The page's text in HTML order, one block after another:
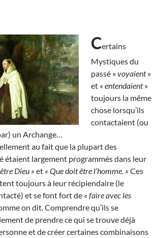
Certains
Mystiques du
passé « voyaient»
et « entendaient»
toujours la même
chose lorsqu’ils
contactaient (ou
un Archange…
au fait que la plupart des
étaient largement programmés dans leur
Dieu » et « Que doit être l’homme. » Ces
toujours à leur récipiendaire (le
et se font fort de « faire avec les
on dit. Comprendre qu’ils se
de prendre ce qui se trouve déjà
et de créer certaines combinaisons